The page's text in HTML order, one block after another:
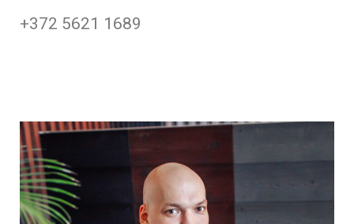
+372 5621 1689